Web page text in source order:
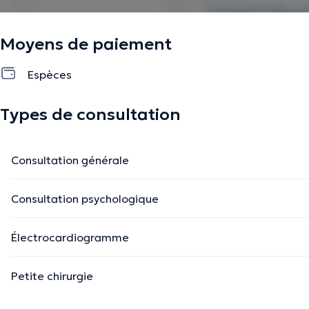
Moyens de paiement
Espèces
Types de consultation
Consultation générale
Consultation psychologique
Électrocardiogramme
Petite chirurgie